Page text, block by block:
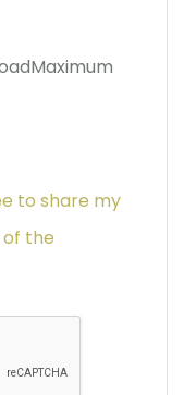
Maximum
to share my
the